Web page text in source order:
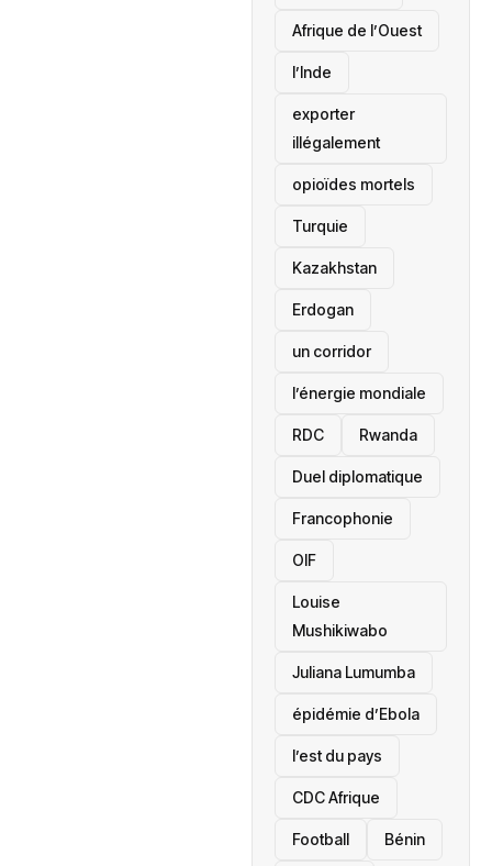
Afrique de l’Ouest
l’Inde
exporter
illégalement
opioïdes mortels
‎Turquie
Kazakhstan
Erdogan
un corridor
l’énergie mondiale
RDC Rwanda
Duel diplomatique
Francophonie
OIF
Louise
Mushikiwabo
Juliana Lumumba
épidémie d’Ebola
l’est du pays
CDC Afrique
Football Bénin